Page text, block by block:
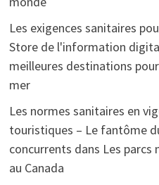
Les exigences sanitaires
Store de l'information
meilleures destinations
mer
Les normes sanitaires en
touristiques – Le fantôme
concurrents dans Les parcs
au Canada